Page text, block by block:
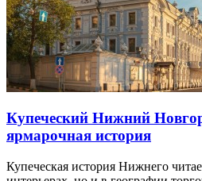
Купеческий Нижний
ярмарочная история
Купеческая история Нижнего